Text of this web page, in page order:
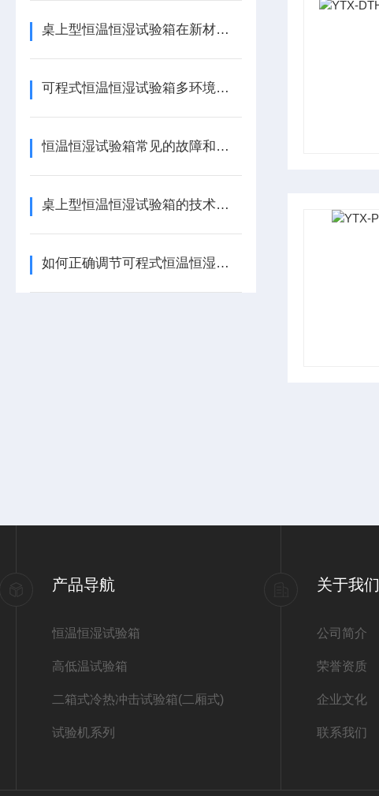
桌上型恒温恒湿试验箱在新材料的研发过程中的作用
可程式恒温恒湿试验箱多环境模拟的常见故障及解决方法
恒温恒湿试验箱常见的故障和处理方法
桌上型恒温恒湿试验箱的技术特点及适用范围
如何正确调节可程式恒温恒湿试验箱的温湿度？
产品导航
恒温恒湿试验箱
高低温试验箱
二箱式冷热冲击试验箱(二厢式)
试验机系列
关于我们
公司简介
荣誉资质
企业文化
联系我们